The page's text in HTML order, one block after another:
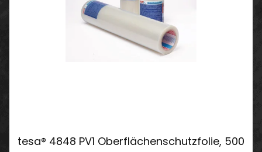
tesa® 4848 PV1 Oberflächenschutzfolie, 500